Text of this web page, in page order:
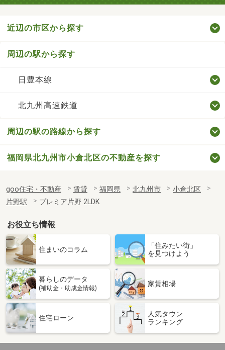
近辺の市区から探す
周辺の駅から探す
日豊本線
北九州高速鉄道
周辺の駅の路線から探す
福岡県北九州市小倉北区の不動産を探す
goo住宅・不動産 賃貸 福岡県 北九州市
小倉北区
片野駅
プレミア片野 2LDK
お役立ち情報
住まいのコラム
「住みたい街」
を見つけよう
暮らしのデータ
(補助金・助成金情報)
家賃相場
住宅ローン
人気タウン
ランキング